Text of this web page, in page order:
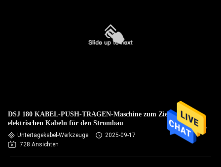
DSJ 180 KABEL-PUSH-TRAGEN-Maschine zum Ziehen von
elektrischen Kabeln für den Strombau
Untertagekabel-Werkzeuge
2025-09-17
728 Ansichten